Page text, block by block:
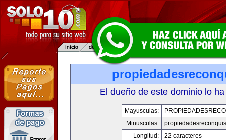
El dueño de este dominio lo
Mayusculas:
Minusculas:
Longitud:
22 caracteres